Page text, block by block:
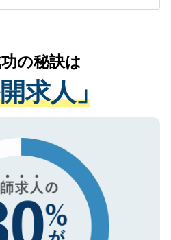
人データはご本人の許可
り扱いについての厳密な
た事業者のみに付与され
マークを取得済みです。
してもご安心ください。
の医療機関の状況や紹介
ら、適切なアドバイスを
す。すぐにご転職をされ
的なサポートが可能です
録ください。
の秘訣は
求人」